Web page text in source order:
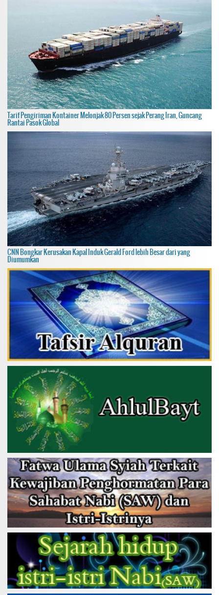
Tarif Pengiriman Kontainer Melonjak 80 Persen sejak Perang Iran, Guncang
Rantai Pasok Global
CNN Bongkar Kerusakan Kapal Induk Gerald Ford lebih Besar dari yang
Diumumkan